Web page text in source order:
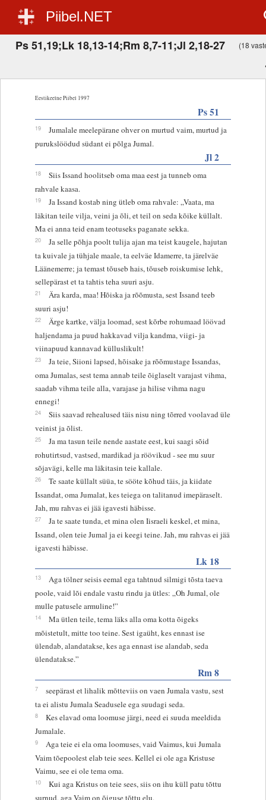
Piibel.NET
Ps 51,19;Lk 18,13-14;Rm 8,7-11;Jl 2,18-27 (18
Eestikeelne Piibel 1997
Ps 51
19
Jumalale meelepärane ohver on murtud vaim, murtud ja
purukslöödud südant ei põlga Jumal.
Jl 2
18
Siis Issand hoolitseb oma maa eest ja tunneb oma
rahvale kaasa.
19
Ja Issand kostab ning ütleb oma rahvale: „Vaata, ma
läkitan teile vilja, veini ja õli, et teil on seda kõike küllalt.
Ma ei anna teid enam teotuseks paganate sekka.
20
Ja selle põhja poolt tulija ajan ma teist kaugele, hajutan
ta kuivale ja tühjale maale, ta eelväe Idamerre, ta järelväe
Läänemerre; ja temast tõuseb hais, tõuseb roiskumise lehk,
sellepärast et ta tahtis teha suuri asju.
21
Ära karda, maa! Hõiska ja rõõmusta, sest Issand teeb
suuri asju!
22
Ärge kartke, välja loomad, sest kõrbe rohumaad löövad
haljendama ja puud hakkavad vilja kandma, viigi- ja
viinapuud kannavad külluslikult!
23
Ja teie, Siioni lapsed, hõisake ja rõõmustage Issandas,
oma Jumalas, sest tema annab teile õiglaselt varajast vihma,
saadab vihma teile alla, varajase ja hilise vihma nagu
ennegi!
24
Siis saavad rehealused täis nisu ning tõrred voolavad üle
veinist ja õlist.
25
Ja ma tasun teile nende aastate eest, kui saagi sõid
rohutirtsud, vastsed, mardikad ja röövikud - see mu suur
sõjavägi, kelle ma läkitasin teie kallale.
26
Te saate küllalt süüa, te sööte kõhud täis, ja kiidate
Issandat, oma Jumalat, kes teiega on talitanud imepäraselt.
Jah, mu rahvas ei jää igavesti häbisse.
27
Ja te saate tunda, et mina olen Iisraeli keskel, et mina,
Issand, olen teie Jumal ja ei keegi teine. Jah, mu rahvas ei jää
igavesti häbisse.
Lk 18
13
Aga tölner seisis eemal ega tahtnud silmigi tõsta taeva
poole, vaid lõi endale vastu rindu ja ütles: „Oh Jumal, ole
mulle patusele armuline!”
14
Ma ütlen teile, tema läks alla oma kotta õigeks
mõistetult, mitte too teine. Sest igaüht, kes ennast ise
ülendab, alandatakse, kes aga ennast ise alandab, seda
ülendatakse.”
Rm 8
7
seepärast et lihalik mõtteviis on vaen Jumala vastu, sest
ta ei alistu Jumala Seadusele ega suudagi seda.
8
Kes elavad oma loomuse järgi, need ei suuda meeldida
Jumalale.
9
Aga teie ei ela oma loomuses, vaid Vaimus, kui Jumala
Vaim tõepoolest elab teie sees. Kellel ei ole aga Kristuse
Vaimu, see ei ole tema oma.
10
Kui aga Kristus on teie sees, siis on ihu küll patu tõttu
surnud, aga Vaim on õiguse tõttu elu.